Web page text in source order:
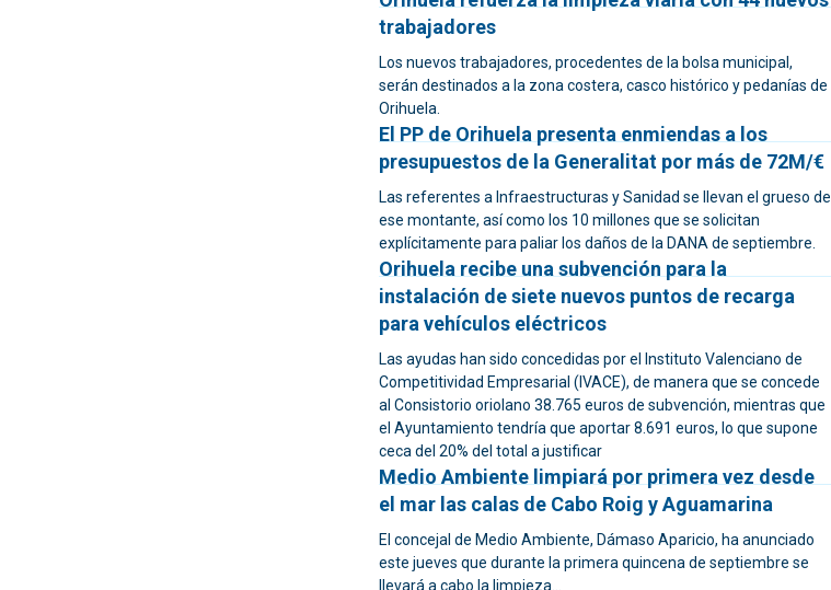
trabajadores
Los nuevos trabajadores, procedentes de la bolsa municipal,
serán destinados a la zona costera, casco histórico y pedanías de
Orihuela.
El PP de Orihuela presenta enmiendas a los
presupuestos de la Generalitat por más de 72M/€
Las referentes a Infraestructuras y Sanidad se llevan el grueso de
ese montante, así como los 10 millones que se solicitan
explícitamente para paliar los daños de la DANA de septiembre.
Orihuela recibe una subvención para la
instalación de siete nuevos puntos de recarga
para vehículos eléctricos
Las ayudas han sido concedidas por el Instituto Valenciano de
Competitividad Empresarial (IVACE), de manera que se concede
al Consistorio oriolano 38.765 euros de subvención, mientras que
el Ayuntamiento tendría que aportar 8.691 euros, lo que supone
ceca del 20% del total a justificar
Medio Ambiente limpiará por primera vez desde
el mar las calas de Cabo Roig y Aguamarina
El concejal de Medio Ambiente, Dámaso Aparicio, ha anunciado
este jueves que durante la primera quincena de septiembre se
llevará a cabo la limpieza...